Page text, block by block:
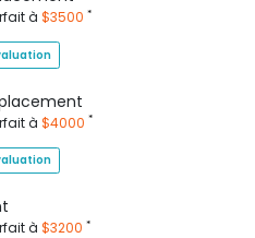
à $3500 *
à $4000 *
à $3200 *